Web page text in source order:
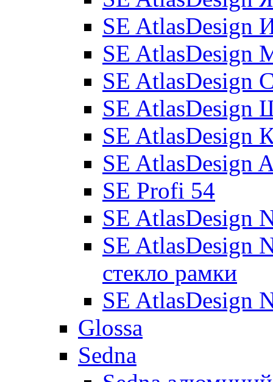
SE AtlasDesign
SE AtlasDesign
SE AtlasDesign
SE AtlasDesign
SE AtlasDesign
SE AtlasDesign
SE Profi 54
SE AtlasDesign
SE AtlasDesign
стекло рамки
SE AtlasDesign
Glossa
Sedna